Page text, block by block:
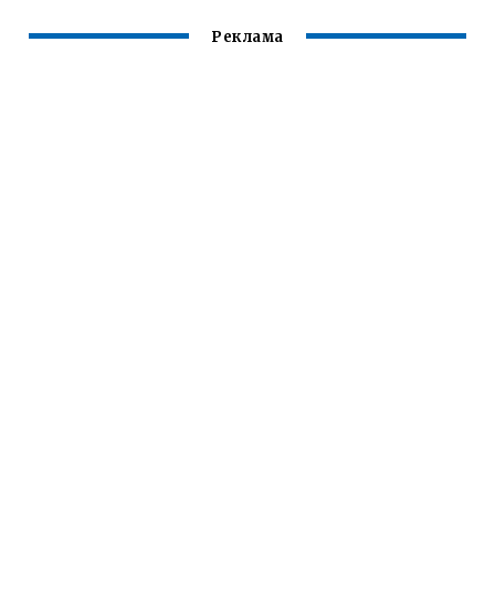
Реклама